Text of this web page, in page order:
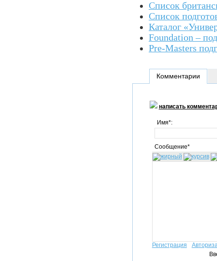
Список
Список
Каталог
Foundation –
Pre-Masters
Комментарии
написать
Имя*:
Сообщение*
Регистрация